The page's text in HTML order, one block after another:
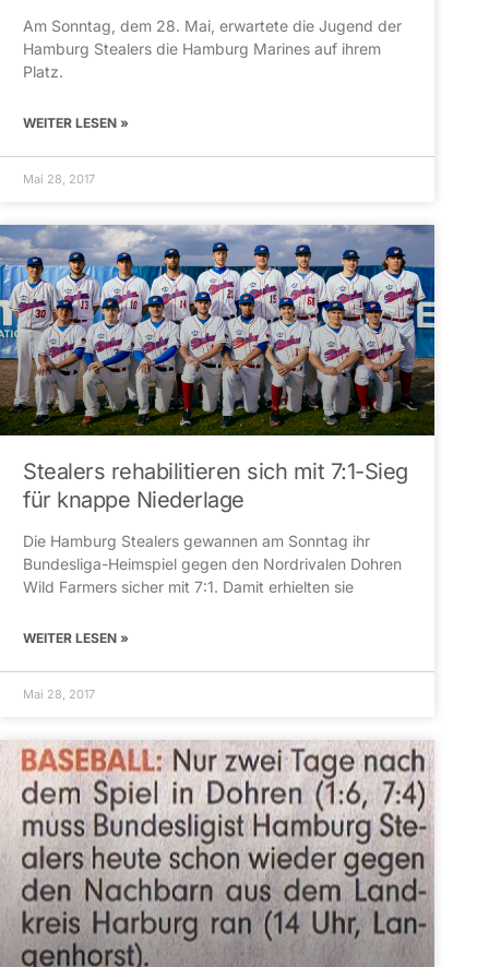
Am Sonntag, dem 28. Mai, erwartete die Jugend der
Hamburg Stealers die Hamburg Marines auf ihrem
Platz.
WEITER LESEN »
Mai 28, 2017
Stealers rehabilitieren sich mit 7:1-Sieg
für knappe Niederlage
Die Hamburg Stealers gewannen am Sonntag ihr
Bundesliga-Heimspiel gegen den Nordrivalen Dohren
Wild Farmers sicher mit 7:1. Damit erhielten sie
WEITER LESEN »
Mai 28, 2017